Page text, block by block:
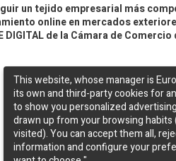
un tejido empresarial más
online en mercados
de la Cámara de
This website, whose manager is
its own and third-party cookies for
to show you personalized
drawn up from your browsing habits
visited). You can accept them all,
information and configure your